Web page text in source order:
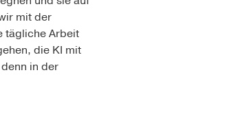
mit der
tägliche Arbeit
die KI mit
in der